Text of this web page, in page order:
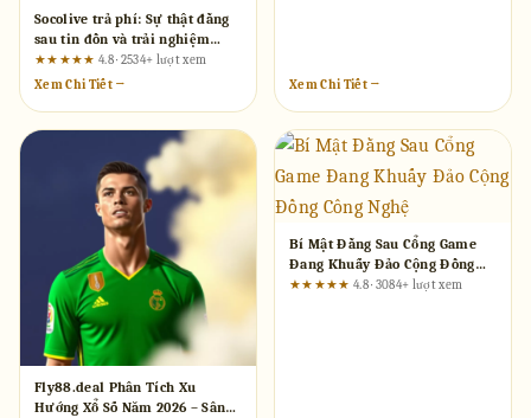
Socolive trả phí: Sự thật đằng
sau tin đồn và trải nghiệm
thực tế
★★★★★ 4.8 · 2534+ lượt xem
Xem Chi Tiết →
Xem Chi Tiết →
Fly88.deal Phân Tích Xu
Hướng Xổ Số Năm 2026 – Sân
Bí Mật Đằng Sau Cổng Game
Đang Khuấy Đảo Cộng Đồng
Công Nghệ
★★★★★ 4.8 · 3084+ lượt xem